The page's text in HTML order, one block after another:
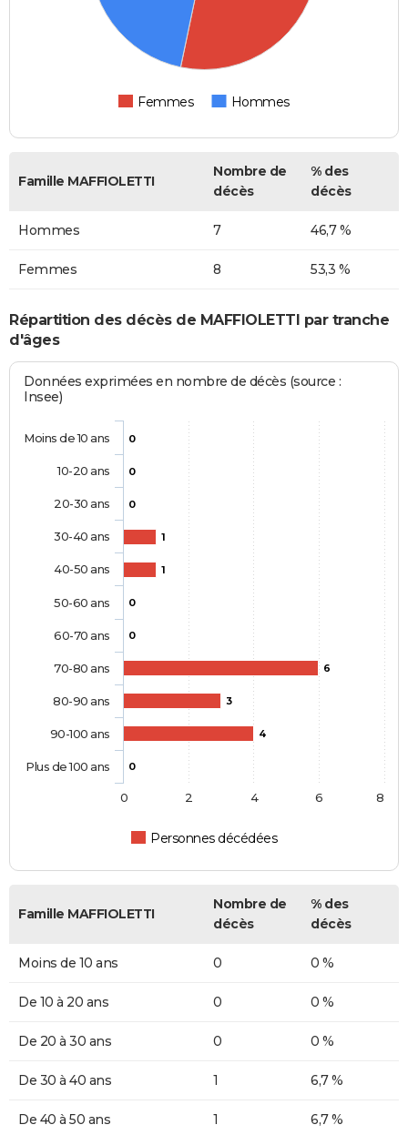
Femmes Hommes
Famille MAFFIOLETTI
Nombre de
décès
% des
décès
Hommes 7 46,7 %
Femmes 8 53,3 %
Répartition des décès de MAFFIOLETTI par tranche
d'âges
Données exprimées en nombre de décès (source :
Insee)
0
0
0
1
1
0
0
6
3
4
0
Personnes décédées
Moins de 10 ans
10-20 ans
20-30 ans
30-40 ans
40-50 ans
50-60 ans
60-70 ans
70-80 ans
80-90 ans
90-100 ans
Plus de 100 ans
0 2 4 6 8
Famille MAFFIOLETTI
Nombre de
décès
% des
décès
Moins de 10 ans 0 0 %
De 10 à 20 ans 0 0 %
De 20 à 30 ans 0 0 %
De 30 à 40 ans 1 6,7 %
De 40 à 50 ans 1 6,7 %